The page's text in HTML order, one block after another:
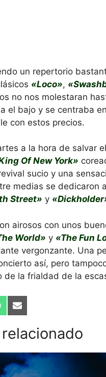
un repertorio
«Loco»,
no nos molestaran
el bajo y se centraba
con estos precios.
a la hora de salvar
Of New York»
sucio y una
medias se dedicaron
Street» y
airosos con unos
World» y «The Fun
vergonzante. Una
así, pero
de la frialdad de la
WhatsApp
Compartir
en
Email